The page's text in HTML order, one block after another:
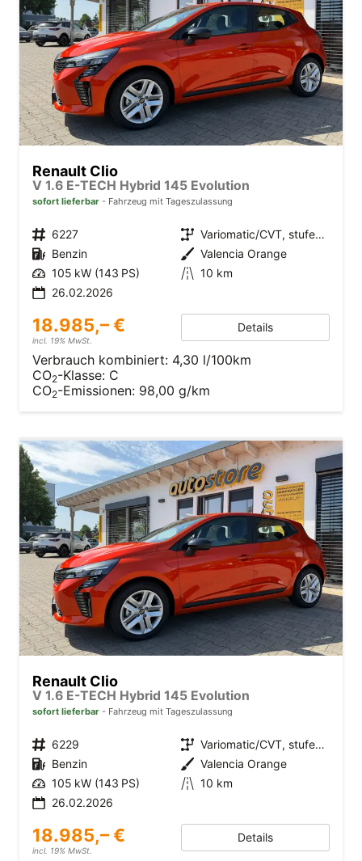
Renault Clio
V 1.6 E-TECH Hybrid 145 Evolution
sofort lieferbar Fahrzeug mit Tageszulassung
6227
Variomatic/CVT, stufenlos
Benzin
Valencia Orange
105 kW (143 PS)
10 km
26.02.2026
18.985,– €
incl. 19% MwSt.
Details
Verbrauch kombiniert: 4,30 l/100km
CO2-Klasse: C
CO2-Emissionen: 98,00 g/km
Renault Clio
V 1.6 E-TECH Hybrid 145 Evolution
sofort lieferbar Fahrzeug mit Tageszulassung
6229
Variomatic/CVT, stufenlos
Benzin
Valencia Orange
105 kW (143 PS)
10 km
26.02.2026
18.985,– €
incl. 19% MwSt.
Details